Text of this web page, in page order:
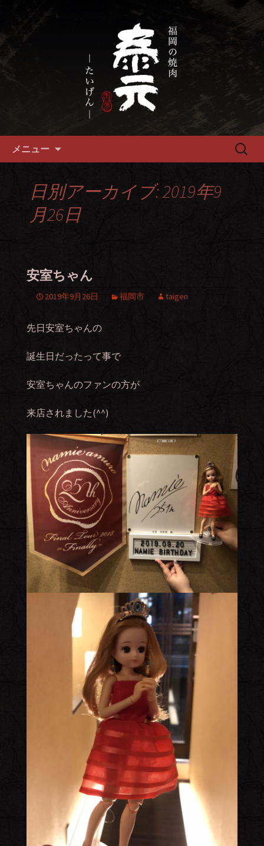
福岡市、畜産農家直送の厳選黒
毛和牛を愉しめる焼肉店
畜産農家直送の厳選肉が自慢の福岡市
の焼肉『泰元』
メニュー
検
日別アーカイブ: 2019年9
月26日
安室ちゃん
2019年9月26日 福岡市 taigen
先日安室ちゃんの
誕生日だったって事で
安室ちゃんのファンの方が
来店されました(^^)